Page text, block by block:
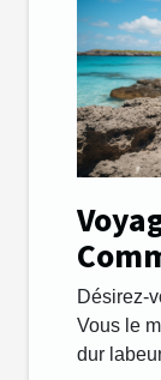
de
Désirez-
Vous le
dur